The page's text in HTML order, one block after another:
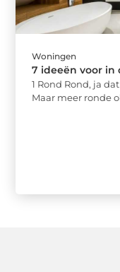
Woningen
7 ideeën voor in
1 Rond Rond, ja
Maar meer ronde